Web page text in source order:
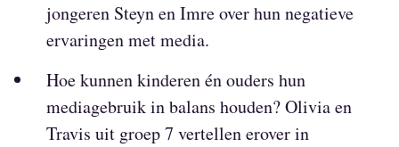
jongeren Steyn en Imre over hun negatieve
ervaringen met media.
Hoe kunnen kinderen én ouders hun
mediagebruik in balans houden? Olivia en
Travis uit groep 7 vertellen erover in